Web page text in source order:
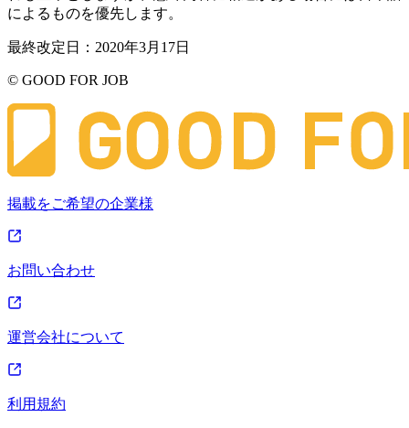
によるものを優先します。
最終改定日：2020年3月17日
© GOOD FOR JOB
掲載をご希望の企業様
お問い合わせ
運営会社について
利用規約